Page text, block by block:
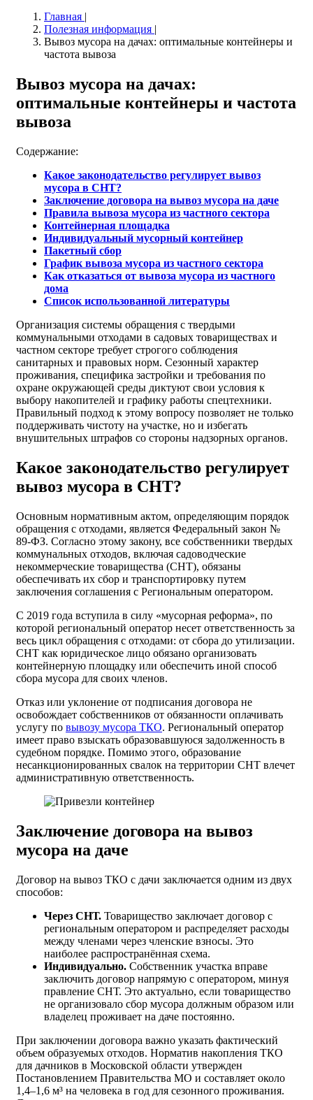
Главная |
Полезная информация |
Вывоз мусора на дачах: оптимальные контейнеры и
частота вывоза
Вывоз мусора на дачах:
оптимальные контейнеры и частота
вывоза
Содержание:
Какое законодательство регулирует вывоз
мусора в СНТ?
Заключение договора на вывоз мусора на даче
Правила вывоза мусора из частного сектора
Контейнерная площадка
Индивидуальный мусорный контейнер
Пакетный сбор
График вывоза мусора из частного сектора
Как отказаться от вывоза мусора из частного
дома
Список использованной литературы
Организация системы обращения с твердыми
коммунальными отходами в садовых товариществах и
частном секторе требует строгого соблюдения
санитарных и правовых норм. Сезонный характер
проживания, специфика застройки и требования по
охране окружающей среды диктуют свои условия к
выбору накопителей и графику работы спецтехники.
Правильный подход к этому вопросу позволяет не только
поддерживать чистоту на участке, но и избегать
внушительных штрафов со стороны надзорных органов.
Какое законодательство регулирует
вывоз мусора в СНТ?
Основным нормативным актом, определяющим порядок
обращения с отходами, является Федеральный закон №
89-ФЗ. Согласно этому закону, все собственники твердых
коммунальных отходов, включая садоводческие
некоммерческие товарищества (СНТ), обязаны
обеспечивать их сбор и транспортировку путем
заключения соглашения с Региональным оператором.
С 2019 года вступила в силу «мусорная реформа», по
которой региональный оператор несет ответственность за
весь цикл обращения с отходами: от сбора до утилизации.
СНТ как юридическое лицо обязано организовать
контейнерную площадку или обеспечить иной способ
сбора мусора для своих членов.
Отказ или уклонение от подписания договора не
освобождает собственников от обязанности оплачивать
услугу по вывозу мусора ТКО. Региональный оператор
имеет право взыскать образовавшуюся задолженность в
судебном порядке. Помимо этого, образование
несанкционированных свалок на территории СНТ влечет
административную ответственность.
Заключение договора на вывоз
мусора на даче
Договор на вывоз ТКО с дачи заключается одним из двух
способов:
Через СНТ. Товарищество заключает договор с
региональным оператором и распределяет расходы
между членами через членские взносы. Это
наиболее распространённая схема.
Индивидуально. Собственник участка вправе
заключить договор напрямую с оператором, минуя
правление СНТ. Это актуально, если товарищество
не организовало сбор мусора должным образом или
владелец проживает на даче постоянно.
При заключении договора важно указать фактический
объем образуемых отходов. Норматив накопления ТКО
для дачников в Московской области утвержден
Постановлением Правительства МО и составляет около
1,4–1,6 м³ на человека в год для сезонного проживания.